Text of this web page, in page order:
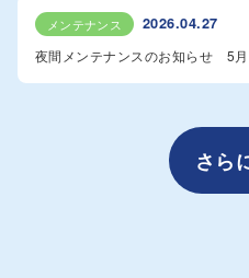
メンテナンス 2026.04.27
夜間メンテナンスのお知らせ 5
さら